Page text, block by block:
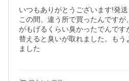
いつもありがとうございます!発送
この間、違う所で買ったんです
がもげるくらい臭かったでんです
替えると臭いが取れました。も
ました